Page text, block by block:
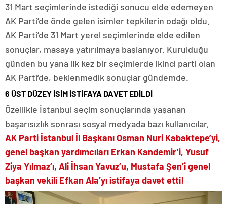
31 Mart seçimlerinde istediği sonucu elde edemeyen
AK Parti’de önde gelen isimler tepkilerin odağı oldu.
AK Parti’de 31 Mart yerel seçimlerinde elde edilen
sonuçlar, masaya yatırılmaya başlanıyor. Kurulduğu
günden bu yana ilk kez bir seçimlerde ikinci parti olan
AK Parti’de, beklenmedik sonuçlar gündemde.
6 ÜST DÜZEY İSİM İSTİFAYA DAVET EDİLDİ
Özellikle İstanbul seçim sonuçlarında yaşanan
başarısızlık sonrası sosyal medyada bazı kullanıcılar,
AK Parti İstanbul İl Başkanı Osman Nuri Kabaktepe’yi,
genel başkan yardımcıları Erkan Kandemir’i, Yusuf
Ziya Yılmaz’ı, Ali İhsan Yavuz’u, Mustafa Şen’i genel
başkan vekili Efkan Ala’yı istifaya davet etti!